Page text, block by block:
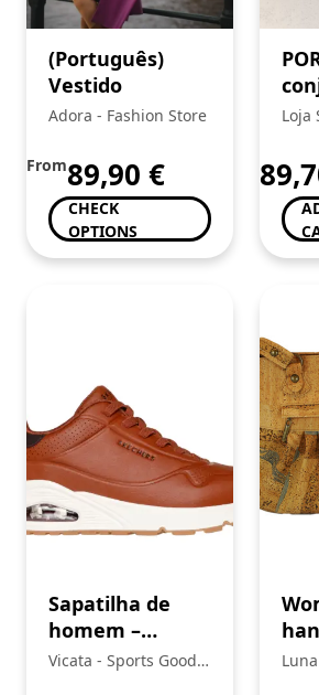
(Português)
Vestido
Adora - Fashion Store
From89,90 €
CHECK
OPTIONS
Loja
Sapatilha de
homem –
Skechers
Vicata - Sports Goods